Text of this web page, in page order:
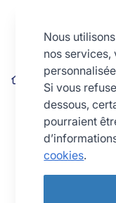
Cake plié bordé
mm int - h80 mm
Nous
nos
Si vous
dessous,
pourraient
cookies.